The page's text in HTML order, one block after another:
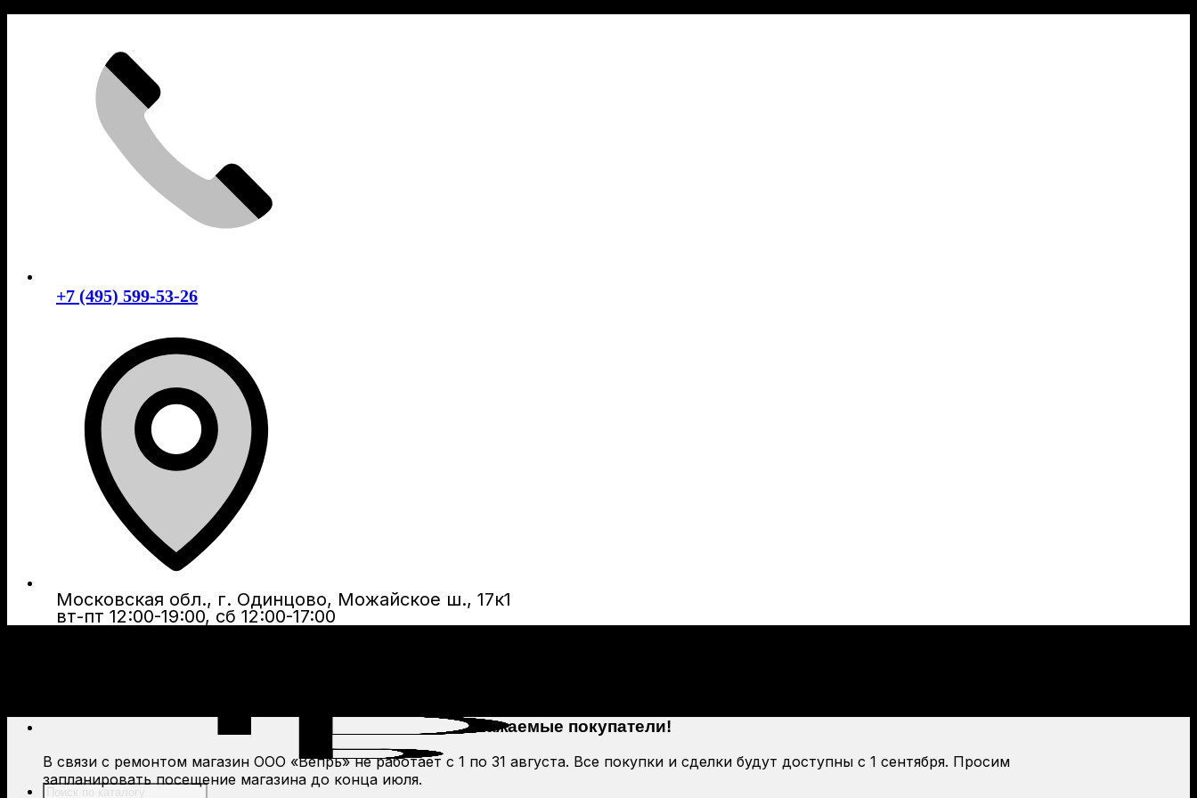
+7 (495) 599-53-26
Московская обл., г. Одинцово, Можайское ш., 17к1
вт-пт 12:00-19:00, сб 12:00-17:00
Поиск
Уважаемые покупатели!
В связи с ремонтом магазин ООО «Вепрь» не работает с 1 по 31 августа. Все покупки и сделки будут доступны с 1 сентября. Просим
запланировать посещение магазина до конца июля.